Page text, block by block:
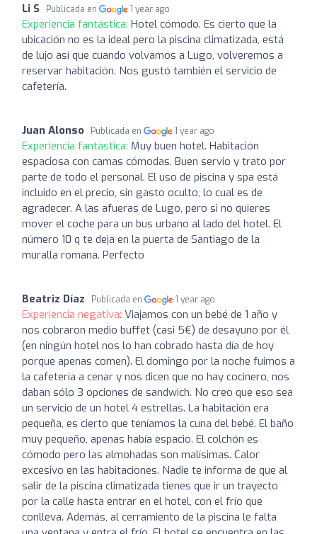
Li S Publicada en 1 year ago
Experiencia fantástica: Hotel cómodo. Es cierto que la
ubicación no es la ideal pero la piscina climatizada, está
de lujo así que cuando volvamos a Lugo, volveremos a
reservar habitación. Nos gustó también el servicio de
cafetería.
Juan Alonso Publicada en 1 year ago
Experiencia fantástica: Muy buen hotel. Habitación
espaciosa con camas cómodas. Buen servio y trato por
parte de todo el personal. El uso de piscina y spa está
incluido en el precio, sin gasto oculto, lo cual es de
agradecer. A las afueras de Lugo, pero si no quieres
mover el coche para un bus urbano al lado del hotel. El
número 10 q te deja en la puerta de Santiago de la
muralla romana. Perfecto
Beatriz Díaz Publicada en 1 year ago
Experiencia negativa: Viajamos con un bebé de 1 año y
nos cobraron medio buffet (casi 5€) de desayuno por él
(en ningún hotel nos lo han cobrado hasta día de hoy
porque apenas comen). El domingo por la noche fuimos a
la cafetería a cenar y nos dicen que no hay cocinero, nos
daban sólo 3 opciones de sandwich. No creo que eso sea
un servicio de un hotel 4 estrellas. La habitación era
pequeña, es cierto que teníamos la cuna del bebé. El baño
muy pequeño, apenas había espacio. El colchón es
cómodo pero las almohadas son malísimas. Calor
excesivo en las habitaciones. Nadie te informa de que al
salir de la piscina climatizada tienes que ir un trayecto
por la calle hasta entrar en el hotel, con el frío que
conlleva. Además, al cerramiento de la piscina le falta